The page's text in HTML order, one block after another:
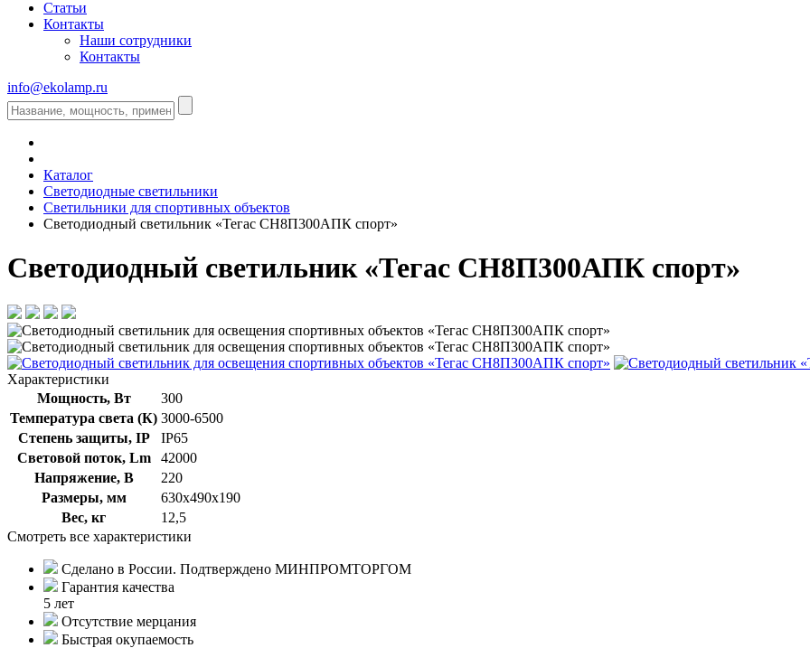
Статьи
Контакты
Наши сотрудники
Контакты
info@ekolamp.ru
Каталог
Светодиодные светильники
Светильники для спортивных объектов
Светодиодный светильник «Тегас СН8П300АПК спорт»
Светодиодный светильник «Тегас СН8П300АПК спорт»
Характеристики
Мощность, Вт
300
Температура света (К) 3000-6500
Степень защиты, IP
IP65
Световой поток, Lm
42000
Напряжение, В
220
Размеры, мм
630х490х190
Вес, кг
12,5
Смотреть все характеристики
Сделано в России. Подтверждено МИНПРОМТОРГОМ
Гарантия качества
5 лет
Отсутствие мерцания
Быстрая окупаемость